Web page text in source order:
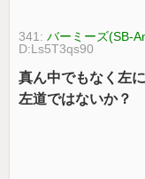
341:バーミーズ(SB-
D:Ls5T3qs90
真ん中でもなく左
左道ではないか？